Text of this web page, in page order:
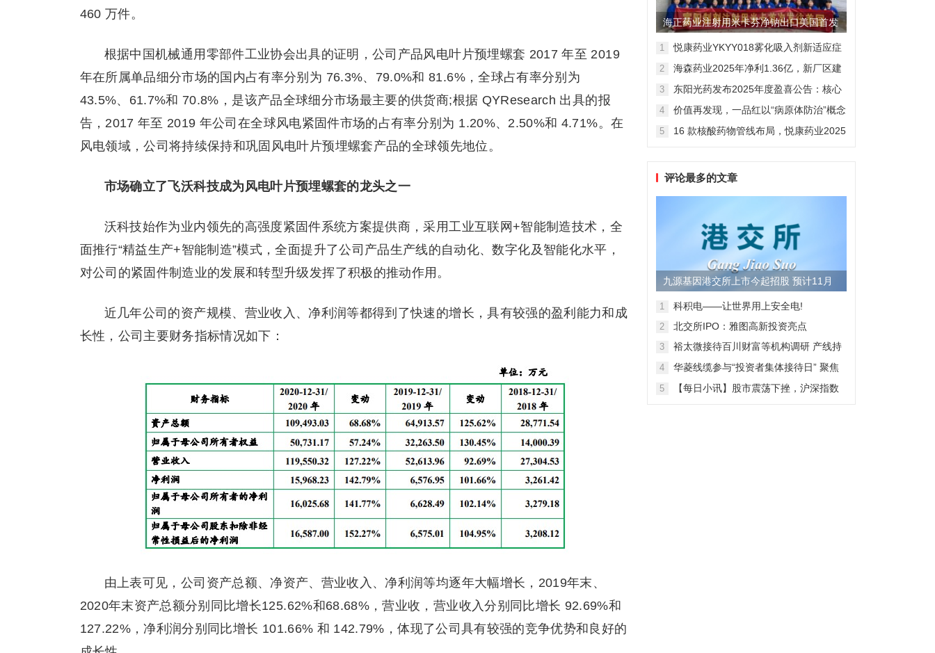
460 万件。
根据中国机械通用零部件工业协会出具的证明，公司产品风电叶片预埋螺套 2017 年至 2019
年在所属单品细分市场的国内占有率分别为 76.3%、79.0%和 81.6%，全球占有率分别为
43.5%、61.7%和 70.8%，是该产品全球细分市场最主要的供货商;根据 QYResearch 出具的报
告，2017 年至 2019 年公司在全球风电紧固件市场的占有率分别为 1.20%、2.50%和 4.71%。在
风电领域，公司将持续保持和巩固风电叶片预埋螺套产品的全球领先地位。
市场确立了飞沃科技成为风电叶片预埋螺套的龙头之一
沃科技始作为业内领先的高强度紧固件系统方案提供商，采用工业互联网+智能制造技术，全
面推行“精益生产+智能制造”模式，全面提升了公司产品生产线的自动化、数字化及智能化水平，
对公司的紧固件制造业的发展和转型升级发挥了积极的推动作用。
近几年公司的资产规模、营业收入、净利润等都得到了快速的增长，具有较强的盈利能力和成
长性，公司主要财务指标情况如下：
由上表可见，公司资产总额、净资产、营业收入、净利润等均逐年大幅增长，2019年末、
2020年末资产总额分别同比增长125.62%和68.68%，营业收，营业收入分别同比增长 92.69%和
127.22%，净利润分别同比增长 101.66% 和 142.79%，体现了公司具有较强的竞争优势和良好的
海正药业注射用米卡芬净钠出口美国首发
制剂全球化迈出关键一步
1
悦康药业YKYY018雾化吸入剂新适应症
感染防治
2
海森药业2025年净利1.36亿，新厂区建
3
东阳光药发布2025年度盈喜公告：核心
维度
4
价值再发现，一品红以“病原体防治”概念
5
16 款核酸药物管线布局，悦康药业2025
评论最多的文章
九源基因港交所上市今起招股 预计11月
28日上市
1 科积电——让世界用上安全电!
2 北交所IPO：雅图高新投资亮点
3
裕太微接待百川财富等机构调研 产线持
4
华菱线缆参与“投资者集体接待日” 聚焦
5
【每日小讯】股市震荡下挫，沪深指数